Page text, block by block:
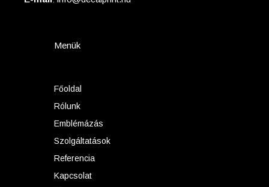
Menük
Főoldal
Rólunk
Emblémázás
Szolgáltatások
Referencia
Kapcsolat